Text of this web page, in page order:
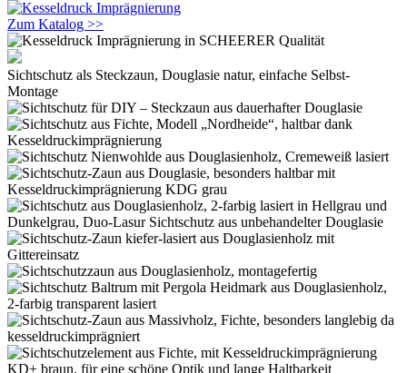
Zum Katalog >>
Sichtschutz als Steckzaun, Douglasie natur, einfache Selbst-
Montage